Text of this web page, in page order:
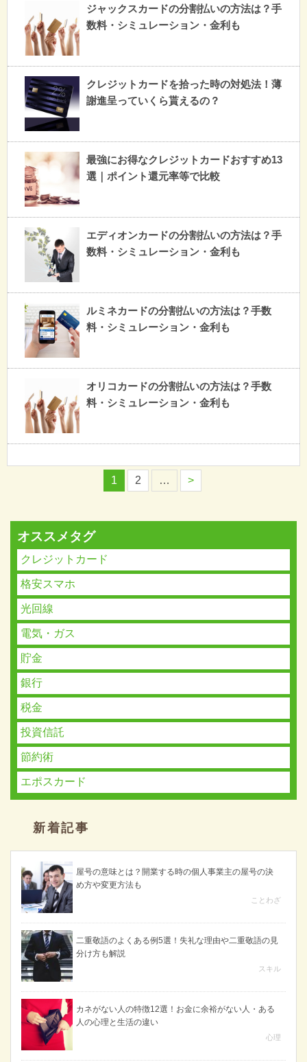
ジャックスカードの分割払いの方法は？手
数料・シミュレーション・金利も
クレジットカードを拾った時の対処法！薄
謝進呈っていくら貰えるの？
最強にお得なクレジットカードおすすめ13
選｜ポイント還元率等で比較
エディオンカードの分割払いの方法は？手
数料・シミュレーション・金利も
ルミネカードの分割払いの方法は？手数
料・シミュレーション・金利も
オリコカードの分割払いの方法は？手数
料・シミュレーション・金利も
1 2 … >
オススメタグ
クレジットカード
格安スマホ
光回線
電気・ガス
貯金
銀行
税金
投資信託
節約術
エポスカード
新着記事
屋号の意味とは？開業する時の個人事業主の屋号の決
め方や変更方法も
ことわざ
二重敬語のよくある例5選！失礼な理由や二重敬語の見
分け方も解説
スキル
カネがない人の特徴12選！お金に余裕がない人・ある
人の心理と生活の違い
心理